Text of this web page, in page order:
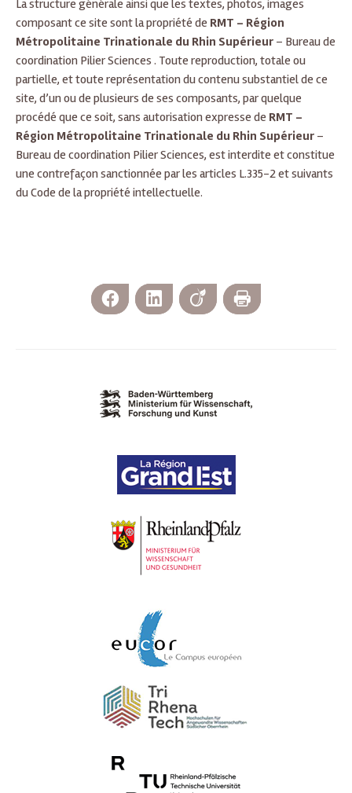
La structure générale ainsi que les textes, photos, images
composant ce site sont la propriété de RMT – Région
Métropolitaine Trinationale du Rhin Supérieur – Bureau de
coordination Pilier Sciences . Toute reproduction, totale ou
partielle, et toute représentation du contenu substantiel de ce
site, d’un ou de plusieurs de ses composants, par quelque
procédé que ce soit, sans autorisation expresse de RMT –
Région Métropolitaine Trinationale du Rhin Supérieur –
Bureau de coordination Pilier Sciences, est interdite et constitue
une contrefaçon sanctionnée par les articles L.335-2 et suivants
du Code de la propriété intellectuelle.
Facebook LinkedIn Viadeo